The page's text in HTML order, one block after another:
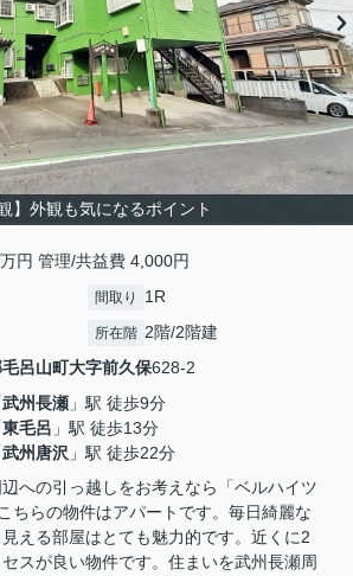
観】外観も気になるポイント
円 管理/共益費 4,000円
間取り 1R
所在階 2階/2階建
毛呂山町大字前久保628-2
武州長瀬 」駅 徒歩9分
東毛呂 」駅 徒歩13分
武州唐沢 」駅 徒歩22分
への引っ越しをお考えなら「ベルハイツ
ちらの物件はアパートです。毎日綺麗な
える部屋はとても魅力的です。近くに2
スが良い物件です。住まいを武州長瀬周